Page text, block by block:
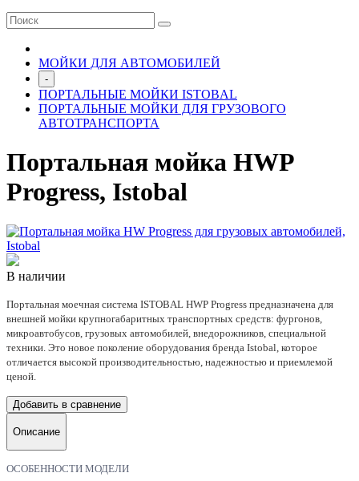
МОЙКИ ДЛЯ АВТОМОБИЛЕЙ
-
ПОРТАЛЬНЫЕ МОЙКИ ISTOBAL
ПОРТАЛЬНЫЕ МОЙКИ ДЛЯ ГРУЗОВОГО
АВТОТРАНСПОРТА
Портальная мойка HWP
Progress, Istobal
В наличии
Портальная моечная система ISTOBAL HWP Progress предназначена для
внешней мойки крупногабаритных транспортных средств: фургонов,
микроавтобусов, грузовых автомобилей, внедорожников, специальной
техники. Это новое поколение оборудования бренда Istobal, которое
отличается высокой производительностью, надежностью и приемлемой
ценой.
Добавить в сравнение
Описание
ОСОБЕННОСТИ МОДЕЛИ